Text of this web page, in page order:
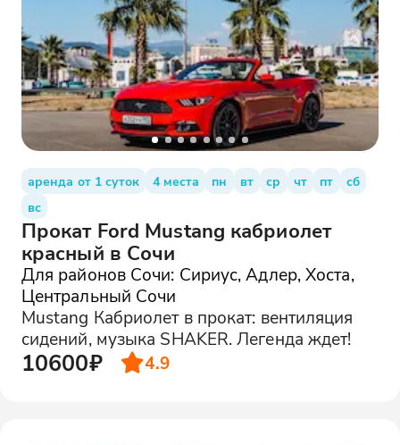
аренда от 1 суток 4 места пн вт ср чт пт
сб
вс
Прокат Ford Mustang кабриолет
красный в Сочи
Для районов Сочи: Сириус, Адлер, Хоста,
Центральный Сочи
Mustang Кабриолет в прокат: вентиляция
сидений, музыка SHAKER. Легенда ждет!
10600₽ 4.9